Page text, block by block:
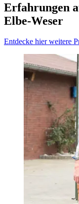
Erfahrungen
Elbe-Weser
Entdecke hier weitere